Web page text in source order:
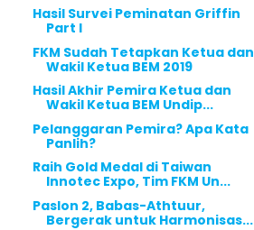
Hasil Survei Peminatan Griffin
Part I
FKM Sudah Tetapkan Ketua dan
Wakil Ketua BEM 2019
Hasil Akhir Pemira Ketua dan
Wakil Ketua BEM Undip...
Pelanggaran Pemira? Apa Kata
Panlih?
Raih Gold Medal di Taiwan
Innotec Expo, Tim FKM Un...
Paslon 2, Babas-Athtuur,
Bergerak untuk Harmonisas...